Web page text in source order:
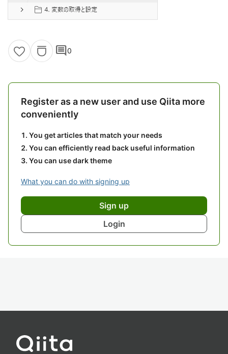
comment0
Register as a new user and use Qiita more
conveniently
You get articles that match your needs
You can efficiently read back useful information
You can use dark theme
What you can do with signing up
Sign up
Login